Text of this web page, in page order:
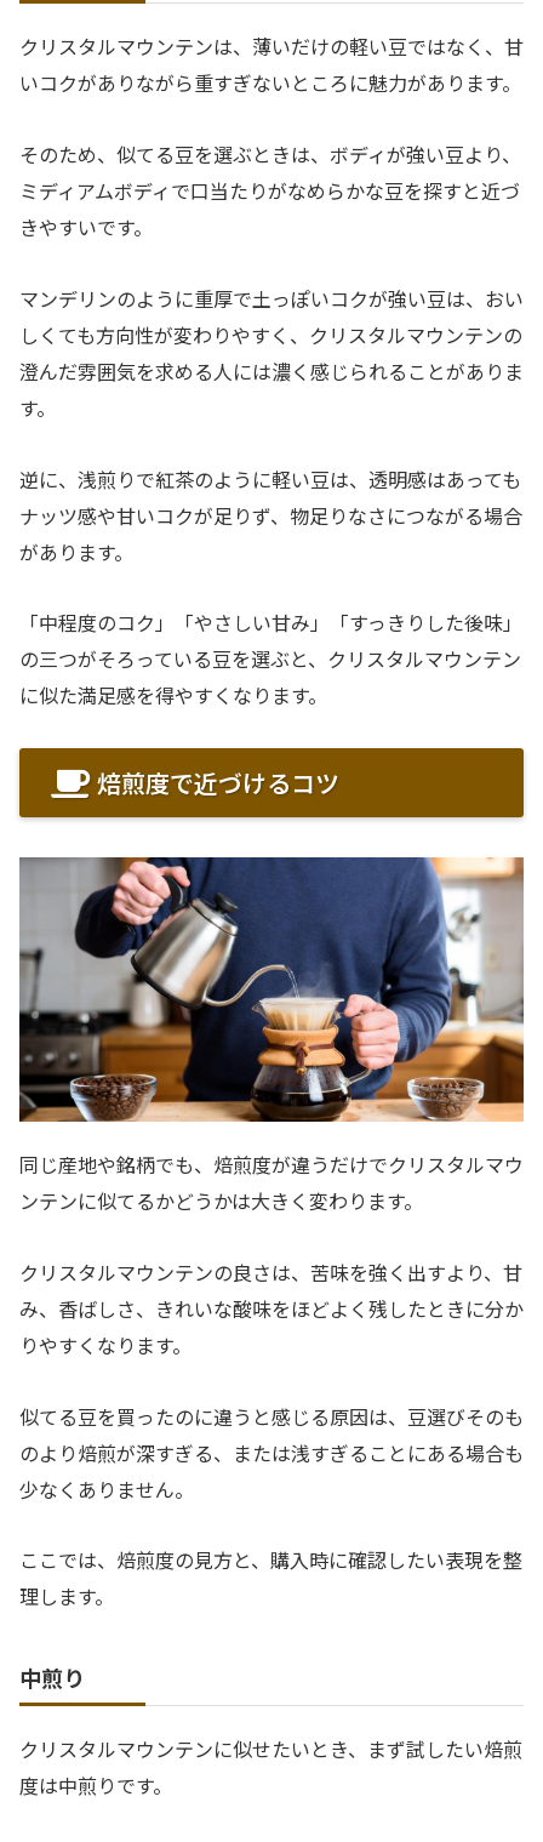
クリスタルマウンテンは、薄いだけの軽い豆ではなく、甘
いコクがありながら重すぎないところに魅力があります。
そのため、似てる豆を選ぶときは、ボディが強い豆より、
ミディアムボディで口当たりがなめらかな豆を探すと近づ
きやすいです。
マンデリンのように重厚で土っぽいコクが強い豆は、おい
しくても方向性が変わりやすく、クリスタルマウンテンの
澄んだ雰囲気を求める人には濃く感じられることがありま
す。
逆に、浅煎りで紅茶のように軽い豆は、透明感はあっても
ナッツ感や甘いコクが足りず、物足りなさにつながる場合
があります。
「中程度のコク」「やさしい甘み」「すっきりした後味」
の三つがそろっている豆を選ぶと、クリスタルマウンテン
に似た満足感を得やすくなります。
焙煎度で近づけるコツ
同じ産地や銘柄でも、焙煎度が違うだけでクリスタルマウ
ンテンに似てるかどうかは大きく変わります。
クリスタルマウンテンの良さは、苦味を強く出すより、甘
み、香ばしさ、きれいな酸味をほどよく残したときに分か
りやすくなります。
似てる豆を買ったのに違うと感じる原因は、豆選びそのも
のより焙煎が深すぎる、または浅すぎることにある場合も
少なくありません。
ここでは、焙煎度の見方と、購入時に確認したい表現を整
理します。
中煎り
クリスタルマウンテンに似せたいとき、まず試したい焙煎
度は中煎りです。